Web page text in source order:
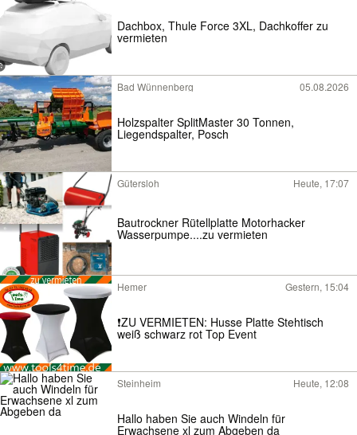
Dachbox, Thule Force 3XL, Dachkoffer zu
vermieten
Bad Wünnenberg 05.08.2026
Holzspalter SplitMaster 30 Tonnen,
Liegendspalter, Posch
Gütersloh Heute, 17:07
Bautrockner Rütellplatte Motorhacker
Wasserpumpe....zu vermieten
Hemer Gestern, 15:04
❗ZU VERMIETEN: Husse Platte Stehtisch
weiß schwarz rot Top Event
Steinheim Heute, 12:08
Hallo haben Sie auch Windeln für
Erwachsene xl zum Abgeben da